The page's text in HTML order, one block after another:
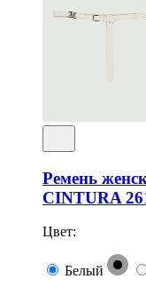
Ремень
CINTURA
Цвет:
Белый